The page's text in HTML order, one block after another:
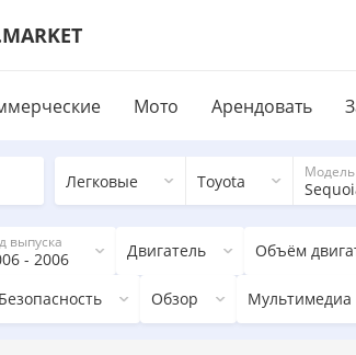
Мото Арендовать
Легковые Toyota Модель
выпуска
- 2006 Двигатель Объём
Безопасность Обзор Мультимедиа